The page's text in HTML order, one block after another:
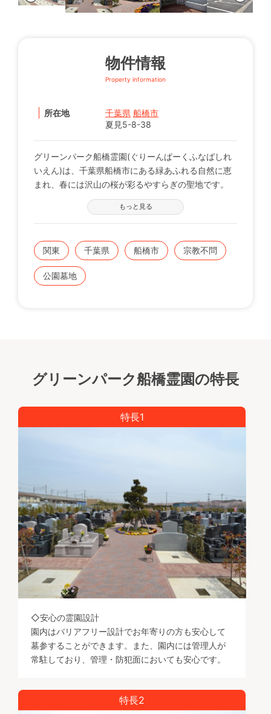
物件情報
Property information
所在地 千葉県 船橋市
夏見5-8-38
グリーンパーク船橋霊園(ぐりーんぱーくふなばしれ
いえん)は、千葉県船橋市にある緑あふれる自然に恵
まれ、春には沢山の桜が彩るやすらぎの聖地です。
ＪＲ「船橋駅」より歩いても行ける交通の便利さと、
春には桜が咲き誇る自然に恵まれた空間となっており
ます。この希少な立地と環境を両立した好条件を是非
一度、お確かめください。
◇駅近好立地
もっと見る
関東 千葉県 船橋市 宗教不問
公園墓地
グリーンパーク船橋霊園の特長
特長1
◇安心の霊園設計
園内はバリアフリー設計でお年寄りの方も安心して
墓参することができます。また、園内には管理人が
常駐しており、管理・防犯面においても安心です。
特長2